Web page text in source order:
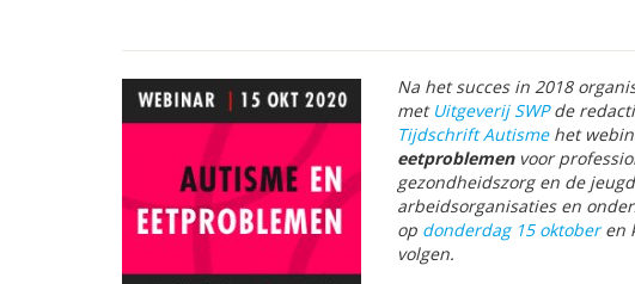
Na het succes in 2018
met Uitgeverij SWPde
Tijdschrift Autismehet
eetproblemen voor
gezondheidszorg en de
arbeidsorganisaties en
op donderdag 15 oktoberen
volgen.